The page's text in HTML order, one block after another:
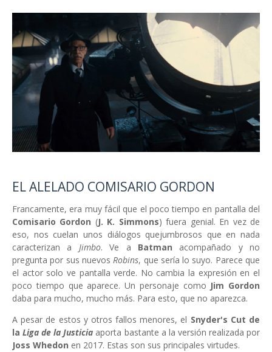
EL ALELADO COMISARIO GORDON
Francamente, era muy fácil que el poco tiempo en pantalla del
Comisario Gordon (J. K. Simmons) fuera genial. En vez de
eso, nos cuelan unos diálogos quejumbrosos que en nada
caracterizan a Jimbo. Ve a Batman acompañado y no
pregunta por sus nuevosRobins, que sería lo suyo. Parece que
el actor solo ve pantalla verde. No cambia la expresión en el
poco tiempo que aparece. Un personaje como Jim Gordon
daba para mucho, mucho más. Para esto, que no aparezca.
A pesar de estos y otros fallos menores, el Snyder's Cut de
laLiga de la Justicia aporta bastante a la versión realizada por
Joss Whedon en 2017. Estas son sus principales virtudes.